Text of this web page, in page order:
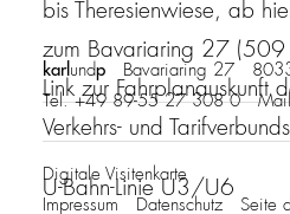
bis Theresienwiese, ab
zum Bavariaring 27 (509
Link zur Fahrplanauskunft
Verkehrs- und
U-Bahn-Linie U3/U6
karl undp Bavariaring 27
Tel. +49 89-55 27 308 0
Digitale Visitenkarte
Impressum
Datenschutz Seite